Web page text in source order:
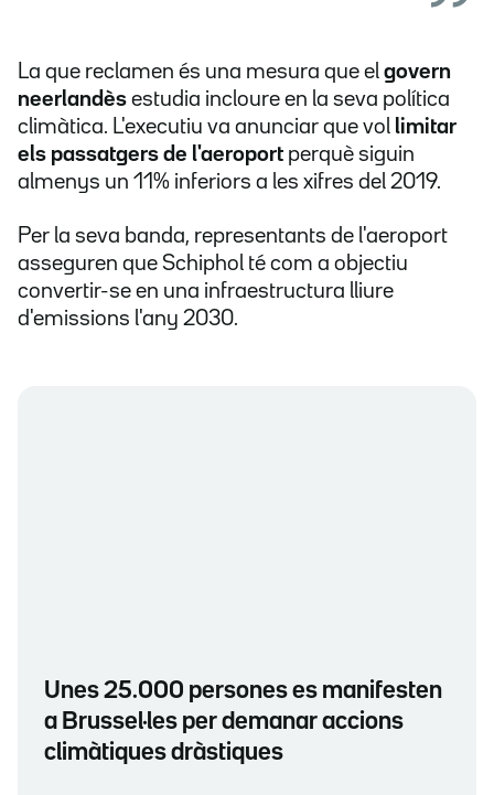
La que reclamen és una mesura que el govern
neerlandès estudia incloure en la seva política
climàtica. L'executiu va anunciar que vol limitar
els passatgers de l'aeroport perquè siguin
almenys un 11% inferiors a les xifres del 2019.
Per la seva banda, representants de l'aeroport
asseguren que Schiphol té com a objectiu
convertir-se en una infraestructura lliure
d'emissions l'any 2030.
Unes 25.000 persones es manifesten
a Brussel·les per demanar accions
climàtiques dràstiques